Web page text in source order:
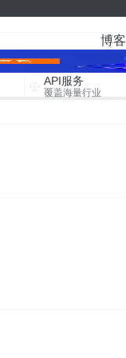
博客
API服务
覆盖海量行业